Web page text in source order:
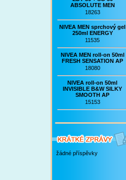
ABSOLUTE MEN
18263
NIVEA MEN sprchový gel
250ml ENERGY
11535
NIVEA MEN roll-on 50ml
FRESH SENSATION AP
18080
NIVEA roll-on 50ml
INVISIBLE B&W SILKY
SMOOTH AP
15153
žádné příspěvky